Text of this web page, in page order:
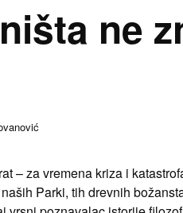
ne
– za vremena kriza i
Parki, tih drevnih